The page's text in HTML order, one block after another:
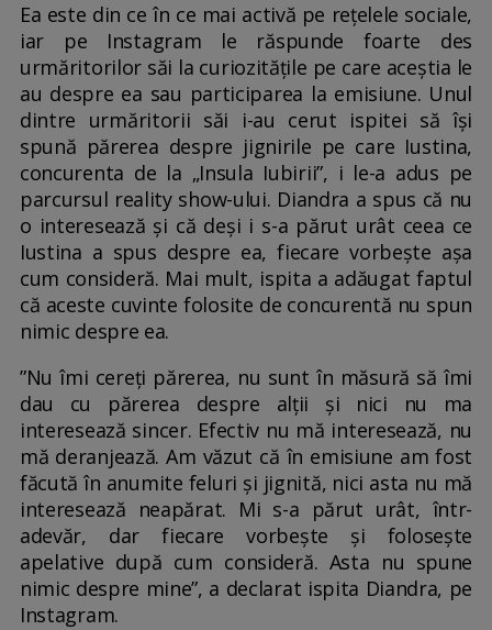
Ea este din ce în ce mai activă pe rețelele sociale,
iar pe Instagram le răspunde foarte des
urmăritorilor săi la curiozitățile pe care aceștia le
au despre ea sau participarea la emisiune. Unul
dintre urmăritorii săi i-au cerut ispitei să își
spună părerea despre jignirile pe care Iustina,
concurenta de la „Insula Iubirii”, i le-a adus pe
parcursul reality show-ului. Diandra a spus că nu
o interesează și că deși i s-a părut urât ceea ce
Iustina a spus despre ea, fiecare vorbește așa
cum consideră. Mai mult, ispita a adăugat faptul
că aceste cuvinte folosite de concurentă nu spun
nimic despre ea.
”Nu îmi cereți părerea, nu sunt în măsură să îmi
dau cu părerea despre alții și nici nu ma
interesează sincer. Efectiv nu mă interesează, nu
mă deranjează. Am văzut că în emisiune am fost
făcută în anumite feluri și jignită, nici asta nu mă
interesează neapărat. Mi s-a părut urât, într-
adevăr, dar fiecare vorbește și folosește
apelative după cum consideră. Asta nu spune
nimic despre mine”, a declarat ispita Diandra, pe
Instagram.